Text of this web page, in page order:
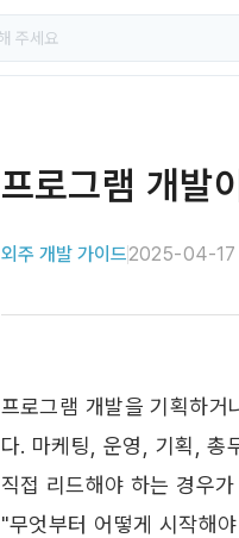
프로그램 개발
외주 개발 가이드2025-04-17
프로그램 개발을 기획하거
다. 마케팅, 운영, 기획, 총
직접 리드해야 하는 경우
"무엇부터 어떻게 시작해